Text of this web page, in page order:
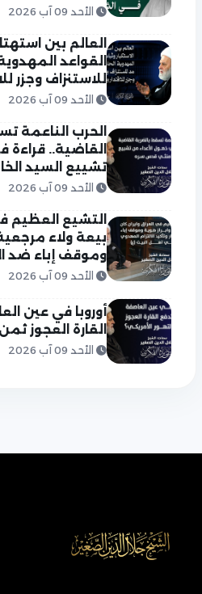
الأحد 09 آب 2026
العالم بين
القواعد
للاستنزاف وجزر
الأحد 09 آب 2026
الحرب الناعمة
القاضية..
تشييع السيد
الأحد 09 آب 2026
التشيع العظيم
بيعة ولاء
وموقف إباء ضد
الأحد 09 آب 2026
أوروبا في عين
القارة العجوز
الأحد 09 آب 2026